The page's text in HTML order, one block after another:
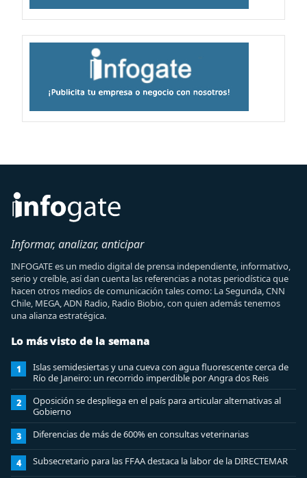
Informar, analizar, anticipar
INFOGATE es un medio digital de prensa independiente, informativo,
serio y creíble, así dan cuenta las referencias a notas periodística que
hacen otros medios de comunicación tales como: La Segunda, CNN
Chile, MEGA, ADN Radio, Radio Biobio, con quien además tenemos
una alianza estratégica.
Lo más visto de la semana
1
Islas semidesiertas y una cueva con agua fluorescente cerca de
Río de Janeiro: un recorrido imperdible por Angra dos Reis
2
Oposición se despliega en el país para articular alternativas al
Gobierno
3 Diferencias de más de 600% en consultas veterinarias
4 Subsecretario para las FFAA destaca la labor de la DIRECTEMAR